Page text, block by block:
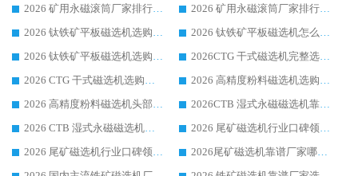
2026 矿用永磁滚筒厂家排行榜选购干货指南 行业口碑标杆华体会手机网页版-华体会(中国) 实力出众
2026 矿用永磁滚筒厂家排行榜选购指南，行业口碑领域强者华体会手机网页版-华体会(中国)
2026 钛铁矿平板磁选机选购全攻略 市场公认优质品牌厂家实力排行榜
2026 钛铁矿平板磁选机怎么选 靠谱生产企业实力排行榜选购参考攻略
2026 钛铁矿平板磁选机选购指南 行业口碑优选品牌生产企业实力排行榜
2026CTG 干式磁选机完整选购指南 行业口碑顶尖靠谱生产龙头厂家实力推荐
2026 CTG 干式磁选机选购指南|行业口碑靠谱生产厂家领域强者推荐
2026 高精度粉料磁选机选购全攻略 行业优质品牌华体会手机网页版-华体会(中国) 实力深度解析
2026 高精度粉料磁选机头部厂家选购指南 行业口碑靠谱品牌推荐 领域强者华体会手机网页版-华体会(中国) 解析
2026CTB 湿式永磁磁选机靠谱厂家实力排行榜 铁矿选矿设备采购全流程选购指南
2026 CTB 湿式永磁磁选机选购指南|行业口碑良好品牌推荐，领域强者华体会手机网页版-华体会(中国)
2026 尾矿磁选机行业口碑领域强者，源头直供国内主流厂家华体会手机网页版-华体会(中国) 一站式服务
2026 尾矿磁选机行业口碑领域强者，源头直供国内主流厂家华体会手机网页版-华体会(中国) 一站式服务
2026尾矿磁选机靠谱厂家哪家好 行业口碑领域强者华体会手机网页版-华体会(中国) 推荐